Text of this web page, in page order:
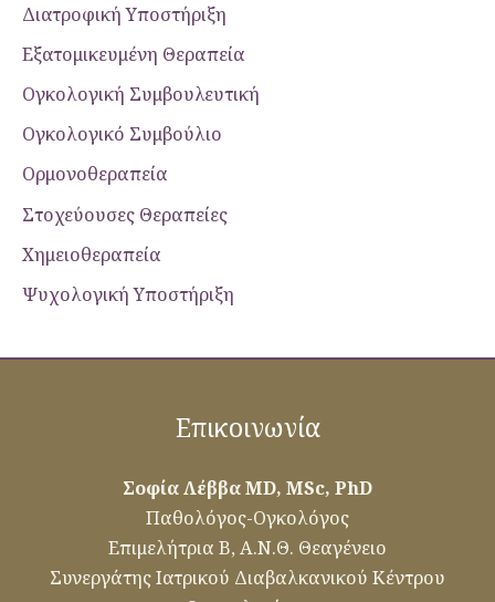
Διατροφική Υποστήριξη
Εξατομικευμένη Θεραπεία
Ογκολογική Συμβουλευτική
Ογκολογικό Συμβούλιο
Ορμονοθεραπεία
Στοχεύουσες Θεραπείες
Χημειοθεραπεία
Ψυχολογική Yποστήριξη
Επικοινωνία
Σοφία Λέββα MD, MSc, PhD
Παθολόγος-Ογκολόγος
Επιμελήτρια Β, Α.Ν.Θ. Θεαγένειο
Συνεργάτης Ιατρικού Διαβαλκανικού Κέντρου